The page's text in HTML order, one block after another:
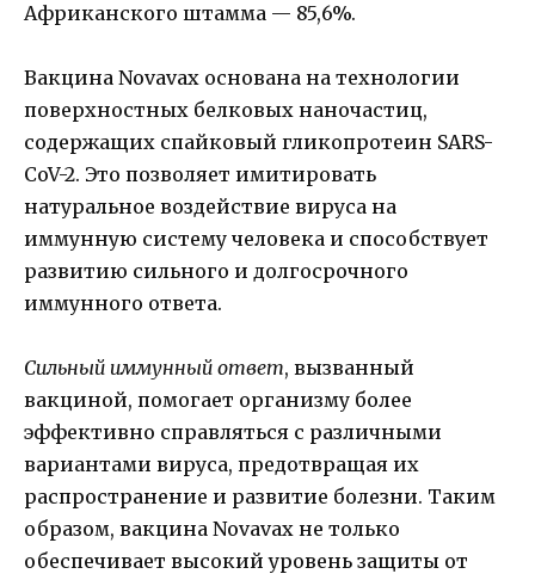
Африканского штамма — 85,6%.
Вакцина Novavax основана на технологии
поверхностных белковых наночастиц,
содержащих спайковый гликопротеин SARS-
CoV-2. Это позволяет имитировать
натуральное воздействие вируса на
иммунную систему человека и способствует
развитию сильного и долгосрочного
иммунного ответа.
Сильный иммунный ответ, вызванный
вакциной, помогает организму более
эффективно справляться с различными
вариантами вируса, предотвращая их
распространение и развитие болезни. Таким
образом, вакцина Novavax не только
обеспечивает высокий уровень защиты от